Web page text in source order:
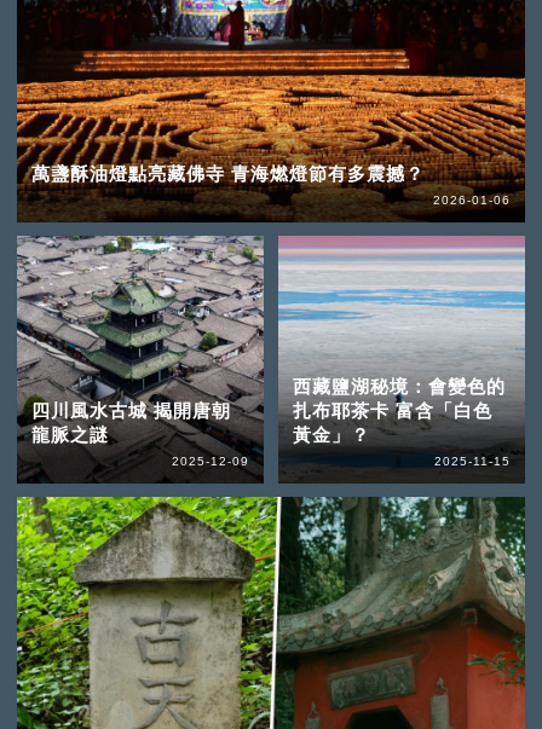
萬盞酥油燈點亮藏佛寺 青海燃燈節有多震撼？
2026-01-06
四川風水古城 揭開唐朝
龍脈之謎
2025-12-09
西藏鹽湖秘境：會變色的
扎布耶茶卡 富含「白色
黃金」？
2025-11-15